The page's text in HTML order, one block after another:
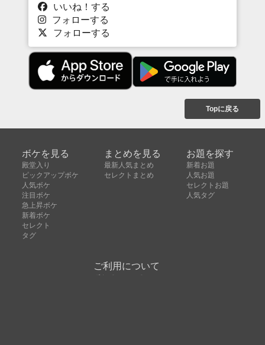
いいね！する
フォローする
フォローする
Topに戻る
ボケを見る
殿堂入り
ピックアップボケ
人気ボケ
注目ボケ
急上昇ボケ
新着ボケ
セレクト
タグ
まとめを見る
最新人気まとめ
セレクトまとめ
お題を探す
新着お題
人気お題
セレクトお題
人気タグ
ご利用について
ボケてについて